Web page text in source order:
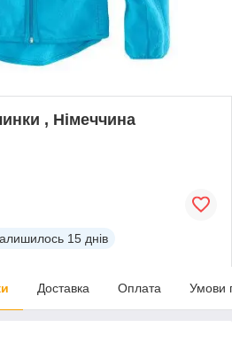
, Німеччина
15 днів
Доставка Оплата Умови